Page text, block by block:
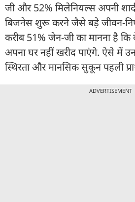
जी और 52% मिलेनियल्स अपनी
बिजनेस शुरू करने जैसे बड़े जीवन-
करीब 51% जेन-जी का मानना है
अपना घर नहीं खरीद पाएंगे. ऐसे में
स्थिरता और मानसिक सुकून पहली
ADVERTISEMENT